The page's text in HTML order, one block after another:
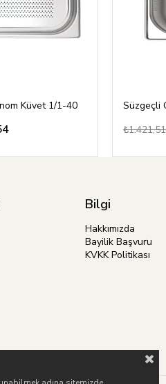
Küvet 1/1-40 Süzgeçli
₺1.421,51
Bilgi
Hakkımızda
Bayilik Başvuru
KVKK Politikası